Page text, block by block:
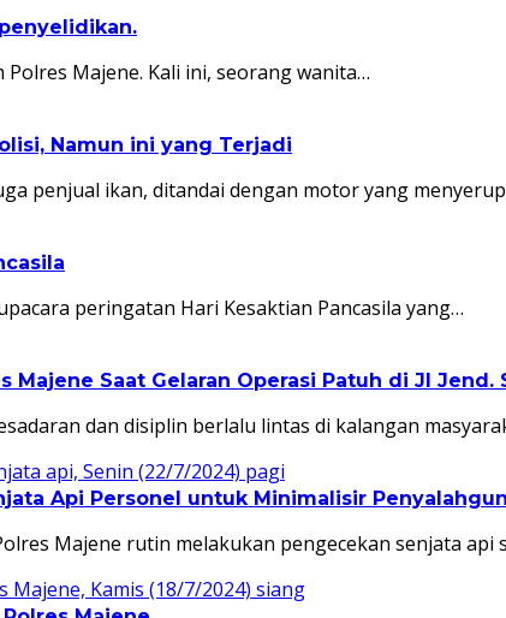
Majene. Kali ini, seorang wanita…
Namun ini yang Terjadi
penjual ikan, ditandai dengan motor yang
peringatan Hari Kesaktian Pancasila yang…
Saat Gelaran Operasi Patuh di Jl Jend.
dan disiplin berlalu lintas di kalangan
Api Personel untuk Minimalisir
Majene rutin melakukan pengecekan senjata